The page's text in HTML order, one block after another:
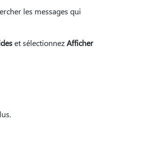
les messages qui
et sélectionnezAfficher